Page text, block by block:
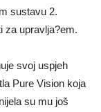
sustavu 2.
za upravlja?em.
svoj uspjeh
Pure Vision koja
su mu još